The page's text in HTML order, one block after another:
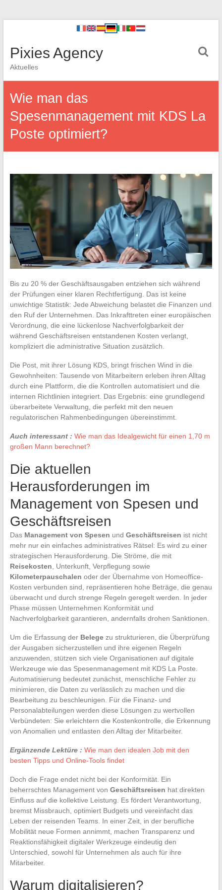
Pixies Agency
Aktuelles
Wie man das
Spesenmanagement mit KDS La
Poste optimiert?
Bis zu 20 % der Geschäftsausgaben entziehen sich während
der Prüfungen einer klaren Rechtfertigung. Das ist keine
unwichtige Statistik: Jede Abweichung belastet die Finanzen und
den Ruf der Unternehmen. Das Inkrafttreten einer europäischen
Verordnung, die eine lückenlose Nachverfolgbarkeit der
während Geschäftsreisen entstandenen Kosten verlangt,
kompliziert die administrative Situation zusätzlich.
Die Post, mit ihrer Lösung KDS, bringt frischen Wind in die
Gewohnheiten: Tausende von Mitarbeitern erleben ihren Alltag
durch eine Plattform, die die Kontrollen automatisiert und die
internen Richtlinien integriert. Das Ergebnis: eine grundlegend
überarbeitete Verwaltung, die perfekt mit den neuen
regulatorischen Rahmenbedingungen übereinstimmt.
Auch interessant : Wie man das Idealgewicht für einen 1,70 m
großen Mann berechnet?
Die aktuellen
Herausforderungen im
Management von Spesen und
Geschäftsreisen
Das Management von Spesen und Geschäftsreisen ist nicht
mehr nur ein einfaches administratives Rätsel: Es wird zu einer
strategischen Herausforderung. Die Ströme, die mit
Reisekosten , Unterkunft, Verpflegung sowie
Kilometerpauschalen oder der Übernahme von Homeoffice-
Kosten verbunden sind, repräsentieren hohe Beträge, die genau
überwacht und durch strenge Regeln geregelt werden. In jeder
Phase müssen Unternehmen Konformität und
Nachverfolgbarkeit garantieren, andernfalls drohen Sanktionen.
Um die Erfassung der Belegezu strukturieren, die Überprüfung
der Ausgaben sicherzustellen und ihre eigenen Regeln
anzuwenden, stützen sich viele Organisationen auf digitale
Werkzeuge wie das Spesenmanagement mit KDS La Poste.
Automatisierung bedeutet zunächst, menschliche Fehler zu
minimieren, die Daten zu verlässlich zu machen und die
Bearbeitung zu beschleunigen. Für die Finanz- und
Personalabteilungen werden diese Lösungen zu wertvollen
Verbündeten: Sie erleichtern die Kostenkontrolle, die Erkennung
von Anomalien und entlasten den Alltag der Mitarbeiter.
Ergänzende Lektüre : Wie man den idealen Job mit den
besten Tipps und Online-Tools findet
Doch die Frage endet nicht bei der Konformität. Ein
beherrschtes Management von Geschäftsreisen hat direkten
Einfluss auf die kollektive Leistung. Es fördert Verantwortung,
bremst Missbrauch, optimiert Budgets und vereinfacht das
Leben der reisenden Teams. In einer Zeit, in der berufliche
Mobilität neue Formen annimmt, machen Transparenz und
Reaktionsfähigkeit digitaler Werkzeuge eindeutig den
Unterschied, sowohl für Unternehmen als auch für ihre
Mitarbeiter.
Warum digitalisieren?